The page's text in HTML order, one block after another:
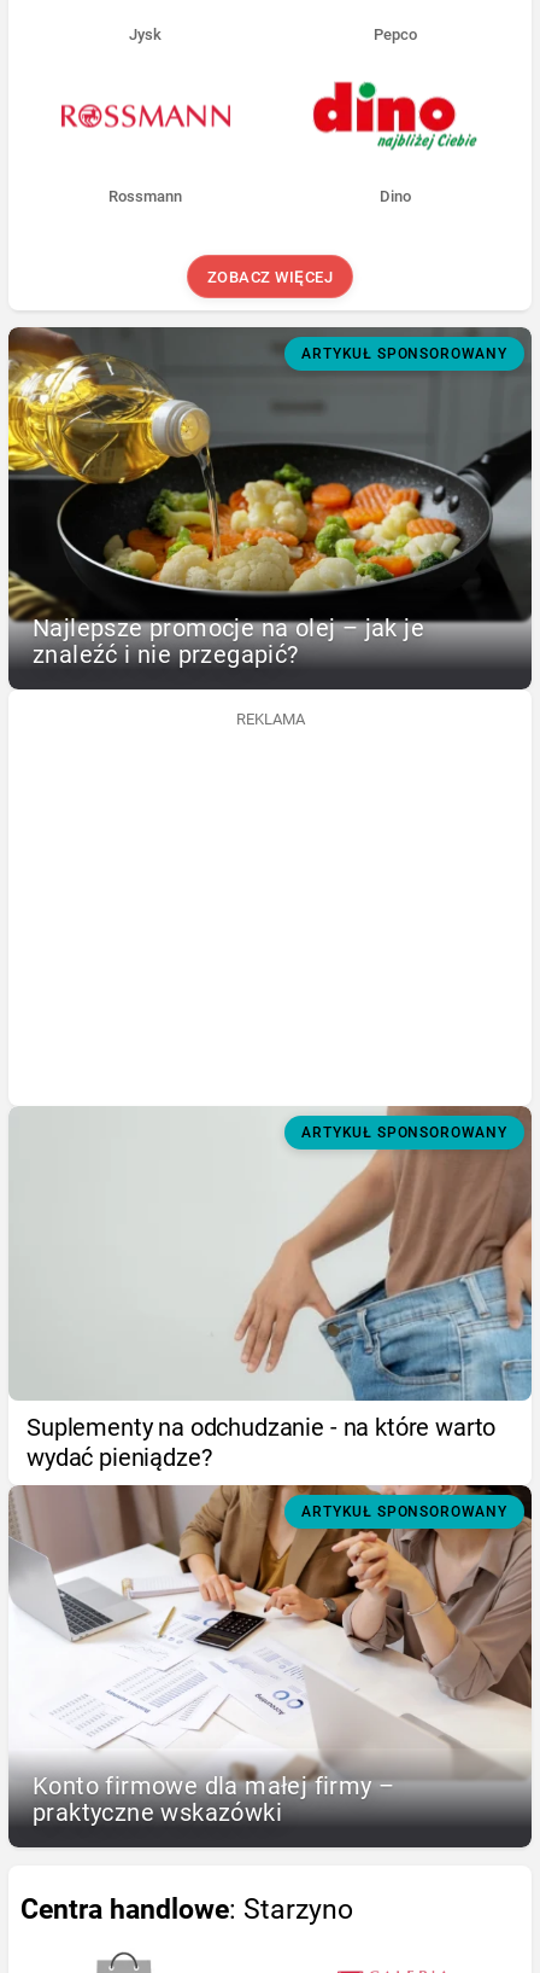
Jysk Pepco
Rossmann Dino
ZOBACZ WIĘCEJ
ARTYKUŁ SPONSOROWANY
Najlepsze promocje na olej – jak je
znaleźć i nie przegapić?
REKLAMA
ARTYKUŁ SPONSOROWANY
Suplementy na odchudzanie - na które warto
wydać pieniądze?
ARTYKUŁ SPONSOROWANY
Konto firmowe dla małej firmy –
praktyczne wskazówki
Centra handlowe: Starzyno